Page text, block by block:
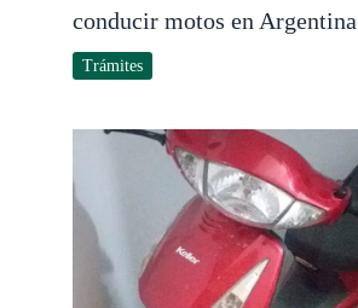
conducir motos en Argentina
Trámites